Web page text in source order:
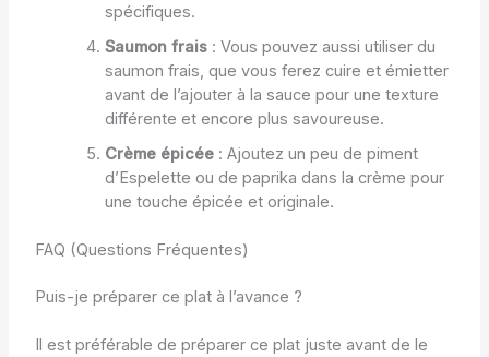
spécifiques.
Saumon frais: Vous pouvez aussi utiliser du
saumon frais, que vous ferez cuire et émietter
avant de l’ajouter à la sauce pour une texture
différente et encore plus savoureuse.
Crème épicée: Ajoutez un peu de piment
d’Espelette ou de paprika dans la crème pour
une touche épicée et originale.
FAQ (Questions Fréquentes)
Puis-je préparer ce plat à l’avance ?
Il est préférable de préparer ce plat juste avant de le